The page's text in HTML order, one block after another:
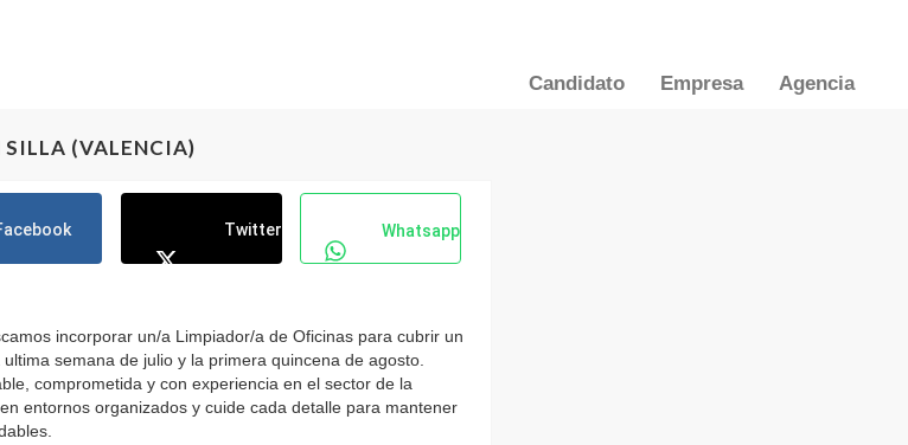
Agencia
Empresa
Candidato
(VALENCIA)
Twitter Whatsapp
incorporar un/a Limpiador/a de Oficinas para cubrir un
semana de julio y la primera quincena de agosto.
comprometida y con experiencia en el sector de la
entornos organizados y cuide cada detalle para mantener